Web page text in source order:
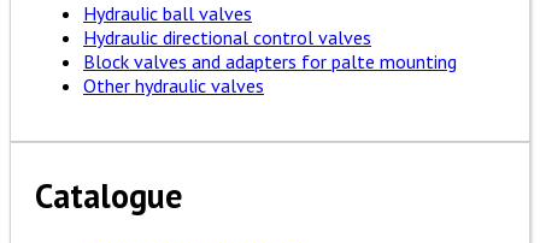
Hydraulic ball valves
Hydraulic directional control valves
Block valves and adapters for palte mounting
Other hydraulic valves
Catalogue